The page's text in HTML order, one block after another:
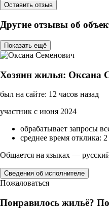
Оставить отзыв
Другие отзывы об
Показать ещё
Хозяин жилья: Оксана
был на сайте: 12 часов назад
участник с июня 2024
обрабатывает запросы
среднее время отклика:
Общается на языках —
Сведения об исполнителе
Пожаловаться
Понравилось жильё?